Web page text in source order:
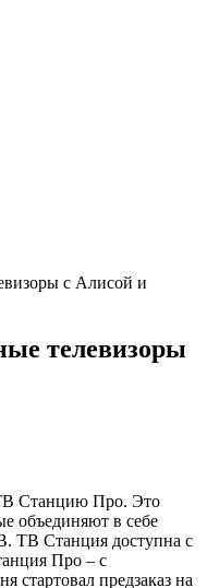
с Алисой и
телевизоры
Станцию Про. Это
объединяют в себе
ТВ Станция доступна с
Про – с
стартовал предзаказ на